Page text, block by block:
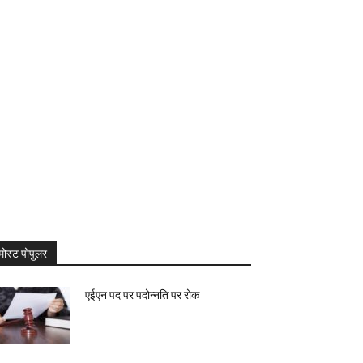
पोपुलर
एईएन पद पर पदोन्नति पर रोक